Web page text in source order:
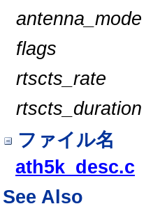
antenna_mode
flags
rtscts_rate
rtscts_duration
ファイル名
ath5k_desc.c
See Also